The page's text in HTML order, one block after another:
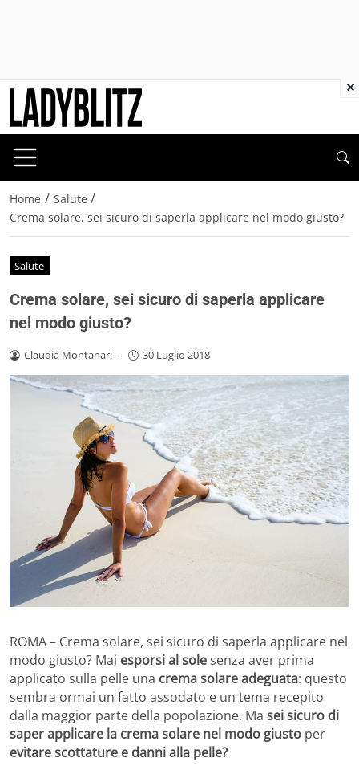
Home / Salute /
Crema solare, sei sicuro di saperla applicare nel modo giusto?
Salute
Crema solare, sei sicuro di saperla applicare
nel modo giusto?
Claudia Montanari - 30 Luglio 2018
ROMA – Crema solare, sei sicuro di saperla applicare nel
modo giusto? Mai esporsi al solesenza aver prima
applicato sulla pelle una crema solare adeguata: questo
sembra ormai un fatto assodato e un tema recepito
dalla maggior parte della popolazione. Ma sei sicuro di
saper applicare la crema solare nel modo giusto per
evitare scottature e danni alla pelle?
×